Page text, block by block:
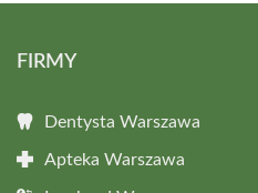
FIRMY
Dentysta Warszawa
Apteka Warszawa